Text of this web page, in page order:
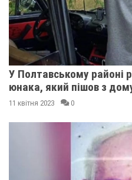
У Полтавському районі
юнака, який пішов з
11 квітня 2023 0